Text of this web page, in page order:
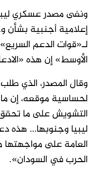
ونفى مصدر عسكري
إعلامية أجنبية
لـ«قوات الدعم
الأوسط» إن هذه
وقال المصدر، الذي
لحساسية موقعه، إن
التشويش على ما
ليبيا وجنوبها… هذه
العامة على مواجهتها
الحرب في السودان».